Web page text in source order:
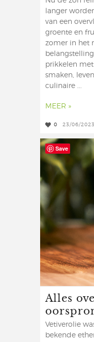
langer
van een
groente en
zomer in het
prikkelen
smaken,
culinaire ...
MEER »
0 23/06/2023
Alles
Vetiverolie
bekende
Save